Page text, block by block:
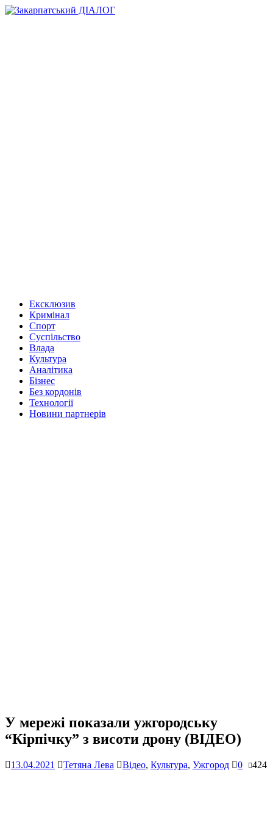
Ексклюзив
Кримінал
Спорт
Суспільство
Влада
Культура
Аналітика
Бізнес
Без кордонів
Технології
Новини партнерів
У мережі показали ужгородську
“Кірпічку” з висоти дрону (ВІДЕО)
13.04.2021 Тетяна Лева Відео, Культура, Ужгород 0 424